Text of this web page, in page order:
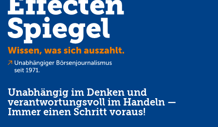
Unabhängig im Denken und
verantwortungsvoll im Handeln —
Immer einen Schritt voraus!